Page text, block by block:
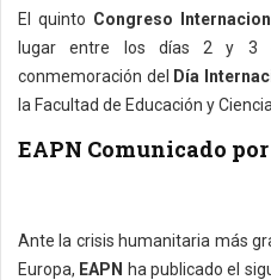
El quinto Congreso
lugar entre los días 2 y 3
conmemoración del
Día
la Facultad de Educación y
EAPN Comunicado
Ante la crisis humanitaria más
Europa, EAPN ha publicado el